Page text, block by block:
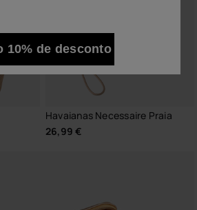
Havaianas Necessaire Praia
26,99 €
10% de desconto